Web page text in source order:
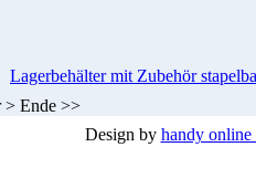
Lagerbehälter mit Zubehör
> Ende >>
Design by handy online